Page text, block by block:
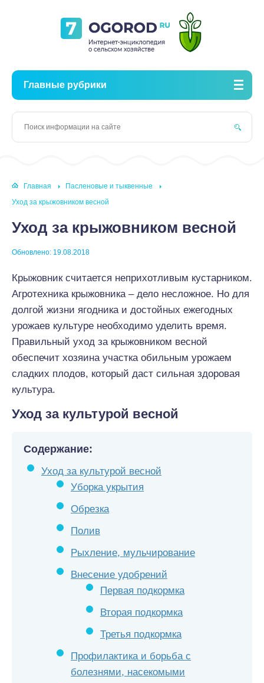
Главные рубрики
Главная
Пасленовые и тыквенные
Уход за крыжовником весной
Уход за крыжовником весной
Обновлено: 19.08.2018
Крыжовник считается неприхотливым кустарником.
Агротехника крыжовника – дело несложное. Но для
долгой жизни ягодника и достойных ежегодных
урожаев культуре необходимо уделить время.
Правильный уход за крыжовником весной
обеспечит хозяина участка обильным урожаем
сладких плодов, который даст сильная здоровая
культура.
Уход за культурой веcной
Содержание:
Уход за культурой веcной
Уборка укрытия
Обрезка
Полив
Рыхление, мульчирование
Внесение удобрений
Первая подкормка
Вторая подкормка
Третья подкормка
Профилактика и борьба с
болезнями, насекомыми